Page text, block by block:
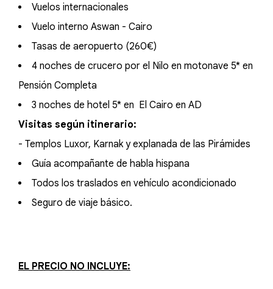
Vuelos internacionales
Vuelo interno Aswan - Cairo
Tasas de aeropuerto (260€)
4 noches de crucero por el Nilo en motonave 5* en
Pensión Completa
3 noches de hotel 5* en El Cairo en AD
Visitas según itinerario:
- Templos Luxor, Karnak y explanada de las Pirámides
Guía acompañante de habla hispana
Todos los traslados en vehículo acondicionado
Seguro de viaje básico.
EL PRECIO NO INCLUYE: